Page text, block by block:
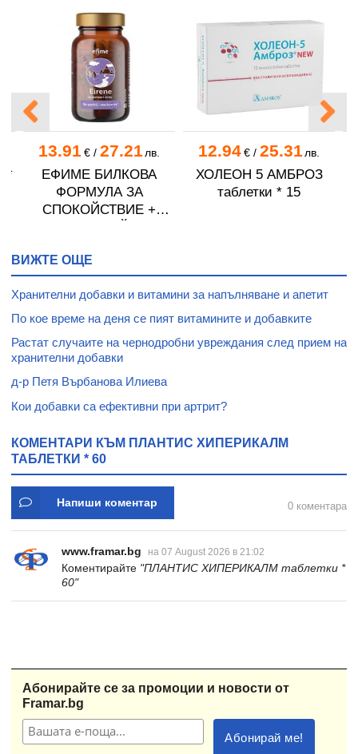
*
13.91 €/ 27.21 лв.
ЕФИМЕ БИЛКОВА
ФОРМУЛА ЗА
СПОКОЙСТВИЕ +
12.94 €/ 25.31 лв.
ХОЛЕОН 5 АМБРОЗ
таблетки * 15
ВИЖТЕ ОЩЕ
Хранителни добавки и витамини за напълняване и апетит
По кое време на деня се пият витамините и добавките
Растат случаите на чернодробни увреждания след прием на
хранителни добавки
д-р Петя Върбанова Илиева
Кои добавки са ефективни при артрит?
КОМЕНТАРИ КЪМ ПЛАНТИС ХИПЕРИКАЛМ
ТАБЛЕТКИ * 60
Напиши коментар 0 коментара
www.framar.bg на 07 August 2026 в 21:02
Коментирайте "ПЛАНТИС ХИПЕРИКАЛМ таблетки *
60"
Абонирайте се за промоции и новости от
Framar.bg